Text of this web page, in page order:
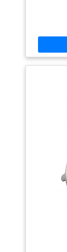
micro-
les
cocktails,
convient